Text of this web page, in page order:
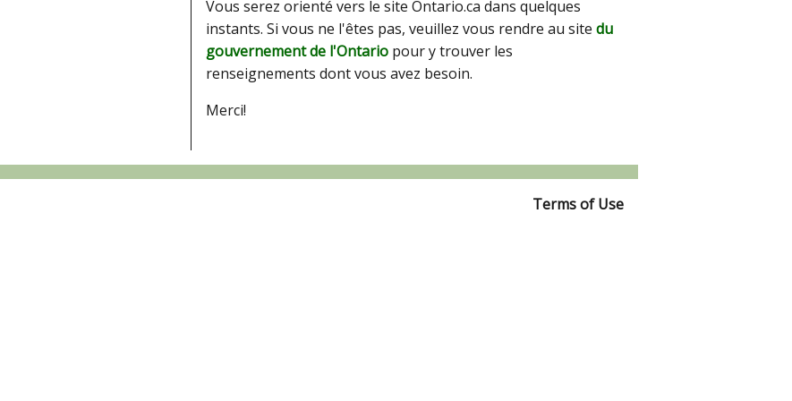
Vous serez orienté vers le site Ontario.ca dans quelques
instants. Si vous ne l'êtes pas, veuillez vous rendre au site du
gouvernement de l'Ontario pour y trouver les
renseignements dont vous avez besoin.
Merci!
Terms of Use